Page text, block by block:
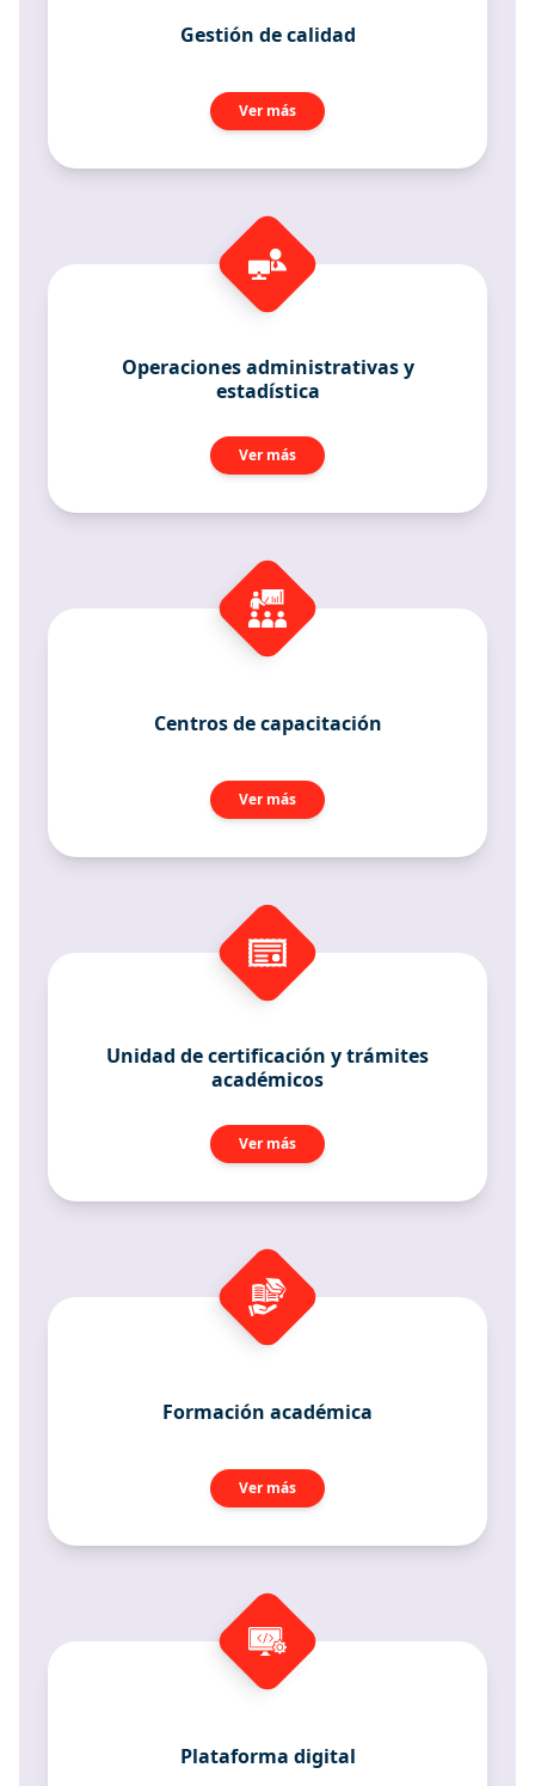
Gestión de calidad
Ver más
Operaciones administrativas y
estadística
Ver más
Centros de capacitación
Ver más
Unidad de certificación y trámites
académicos
Ver más
Formación académica
Ver más
Plataforma digital